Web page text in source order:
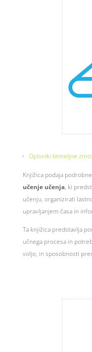
Opisniki temeljne
Knjižica podaja
učenje učenja, ki
učenju, organizirati
upravljanjem časa in
Ta knjižica predstavlja
učnega procesa in
voljo, in sposobnosti